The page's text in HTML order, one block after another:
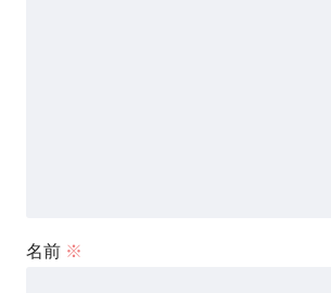
名前 ※